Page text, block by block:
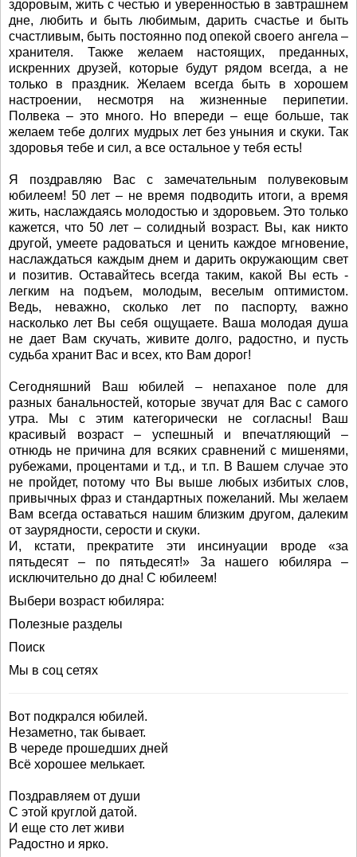
здоровым, жить с честью и уверенностью в завтрашнем
дне, любить и быть любимым, дарить счастье и быть
счастливым, быть постоянно под опекой своего ангела –
хранителя. Также желаем настоящих, преданных,
искренних друзей, которые будут рядом всегда, а не
только в праздник. Желаем всегда быть в хорошем
настроении, несмотря на жизненные перипетии.
Полвека – это много. Но впереди – еще больше, так
желаем тебе долгих мудрых лет без уныния и скуки. Так
здоровья тебе и сил, а все остальное у тебя есть!
Я поздравляю Вас с замечательным полувековым
юбилеем! 50 лет – не время подводить итоги, а время
жить, наслаждаясь молодостью и здоровьем. Это только
кажется, что 50 лет – солидный возраст. Вы, как никто
другой, умеете радоваться и ценить каждое мгновение,
наслаждаться каждым днем и дарить окружающим свет
и позитив. Оставайтесь всегда таким, какой Вы есть -
легким на подъем, молодым, веселым оптимистом.
Ведь, неважно, сколько лет по паспорту, важно
насколько лет Вы себя ощущаете. Ваша молодая душа
не дает Вам скучать, живите долго, радостно, и пусть
судьба хранит Вас и всех, кто Вам дорог!
Сегодняшний Ваш юбилей – непаханое поле для
разных банальностей, которые звучат для Вас с самого
утра. Мы с этим категорически не согласны! Ваш
красивый возраст – успешный и впечатляющий –
отнюдь не причина для всяких сравнений с мишенями,
рубежами, процентами и т.д., и т.п. В Вашем случае это
не пройдет, потому что Вы выше любых избитых слов,
привычных фраз и стандартных пожеланий. Мы желаем
Вам всегда оставаться нашим близким другом, далеким
от заурядности, серости и скуки.
И, кстати, прекратите эти инсинуации вроде «за
пятьдесят – по пятьдесят!» За нашего юбиляра –
исключительно до дна! С юбилеем!
Выбери возраст юбиляра:
Полезные разделы
Поиск
Мы в соц сетях
Вот подкрался юбилей.
Незаметно, так бывает.
В череде прошедших дней
Всё хорошее мелькает.
Поздравляем от души
С этой круглой датой.
И еще сто лет живи
Радостно и ярко.